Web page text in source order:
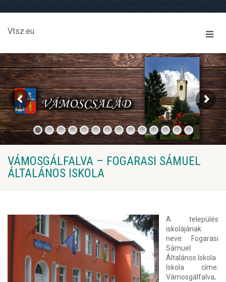
Vtsz.eu
VÁMOSGÁLFALVA – FOGARASI SÁMUEL
ÁLTALÁNOS ISKOLA
A település
iskolájának
neve: Fogarasi
Sámuel
Általános Iskola
Iskola címe:
Vámosgálfalva,